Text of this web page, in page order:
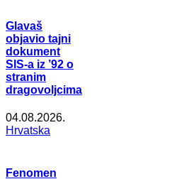
Glavaš
objavio tajni
dokument
SIS-a iz ’92 o
stranim
dragovoljcima
04.08.2026.
Hrvatska
Fenomen